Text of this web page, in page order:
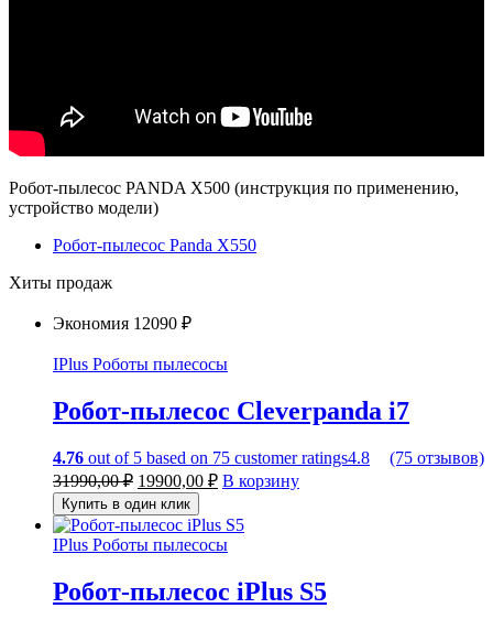
Робот-пылесос PANDA X500 (инструкция по применению,
устройство модели)
Робот-пылесос Panda X550
Хиты продаж
Экономия 12090 ₽
IPlus Роботы пылесосы
Робот-пылесос Cleverpanda i7
4.76 out of 5 based on 75 customer ratings4.8
(75 отзывов)
31990,00₽ 19900,00 ₽ В корзину
Купить в один клик
IPlus Роботы пылесосы
Робот-пылесос iPlus S5